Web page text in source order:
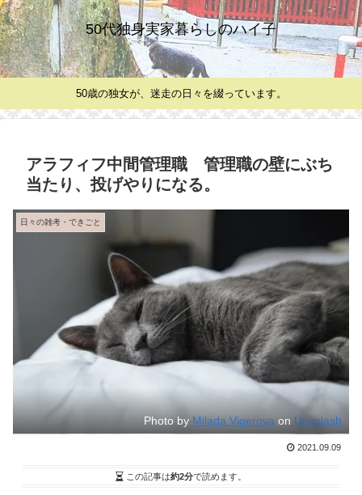
50代独身実家暮らしのハイ子
50歳の独女が、迷走の日々を綴っています。
アラフィフ中間管理職 管理職の壁にぶち
当たり、投げやりになる。
日々の雑考・できごと
Photo by Milada Vigerova on Unsplash
2021.09.09
この記事は約2分で読めます。